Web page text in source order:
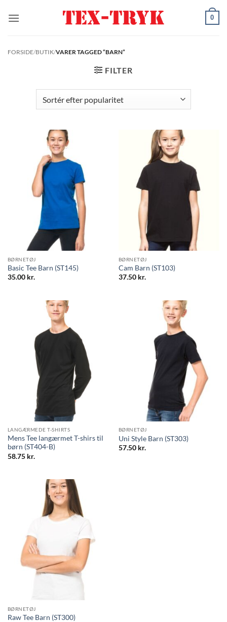
0
FORSIDE/BUTIK/VARER TAGGED “BARN”
FILTER
BØRNETØJ
Basic Tee Barn (ST145)
35.00 kr.
BØRNETØJ
Cam Barn (ST103)
37.50 kr.
LANGÆRMEDE T-SHIRTS
Mens Tee langærmet T-shirs til
børn (ST404-B)
58.75 kr.
BØRNETØJ
Uni Style Barn (ST303)
57.50 kr.
BØRNETØJ
Raw Tee Barn (ST300)